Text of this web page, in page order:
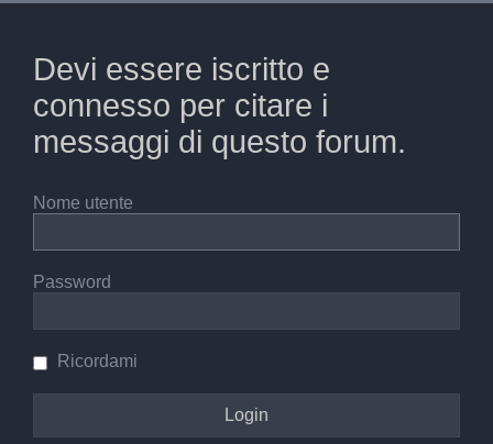
Devi essere iscritto e
connesso per citare i
messaggi di questo forum.
Nome utente
Password
Ricordami